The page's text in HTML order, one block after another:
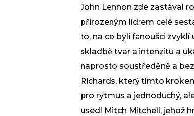
John Lennon zde zastával
přirozeným lídrem celé
to, na co byli fanoušci zvyklí
skladbě tvar a intenzitu a
naprosto soustředěně a
Richards, který tímto
pro rytmus a jednoduchý,
usedl Mitch Mitchell, jehož